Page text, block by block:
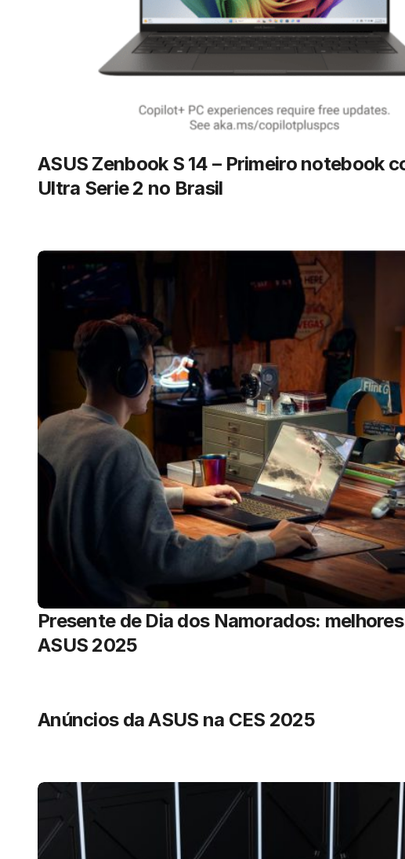
ASUS Zenbook S 14 – Primeiro notebook
Ultra Serie 2 no Brasil
Presente de Dia dos Namorados:
ASUS 2025
Anúncios da ASUS na CES 2025